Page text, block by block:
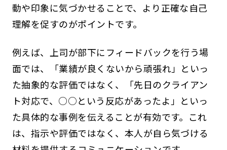
動や印象に気づかせることで、より正確な自己
理解を促すのがポイントです。
例えば、上司が部下にフィードバックを行う場
面では、「業績が良くないから頑張れ」といっ
た抽象的な評価ではなく、「先日のクライアン
ト対応で、○○という反応があったよ」といっ
た具体的な事例を伝えることが有効です。これ
は、指示や評価ではなく、本人が自ら気づける